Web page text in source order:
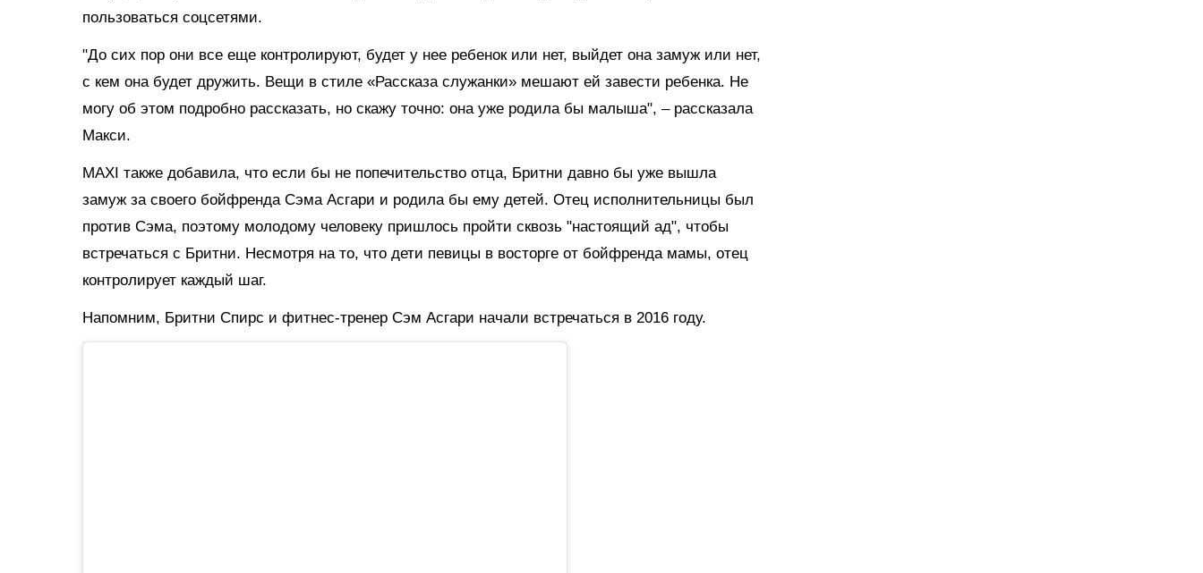
пользоваться соцсетями.
"До сих пор они все еще контролируют, будет у нее ребенок или нет, выйдет она замуж или нет,
с кем она будет дружить. Вещи в стиле «Рассказа служанки» мешают ей завести ребенка. Не
могу об этом подробно рассказать, но скажу точно: она уже родила бы малыша", – рассказала
Макси.
MAXI также добавила, что если бы не попечительство отца, Бритни давно бы уже вышла
замуж за своего бойфренда Сэма Асгари и родила бы ему детей. Отец исполнительницы был
против Сэма, поэтому молодому человеку пришлось пройти сквозь "настоящий ад", чтобы
встречаться с Бритни. Несмотря на то, что дети певицы в восторге от бойфренда мамы, отец
контролирует каждый шаг.
Напомним, Бритни Спирс и фитнес-тренер Сэм Асгари начали встречаться в 2016 году.